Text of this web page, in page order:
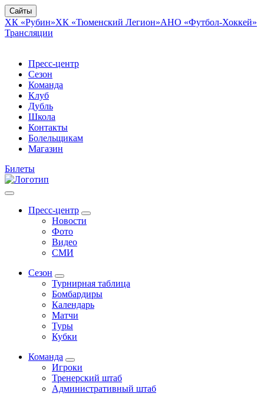
Сайты
ХК «Рубин»ХК «Тюменский Легион»АНО «Футбол-Хоккей»
Трансляции
Пресс-центр
Сезон
Команда
Клуб
Дубль
Школа
Контакты
Болельщикам
Магазин
Билеты
Пресс-центр
Новости
Фото
Видео
СМИ
Сезон
Турнирная таблица
Бомбардиры
Календарь
Матчи
Туры
Кубки
Команда
Игроки
Тренерский штаб
Административный штаб